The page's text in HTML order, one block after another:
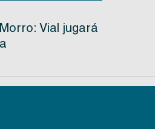
Vial jugará